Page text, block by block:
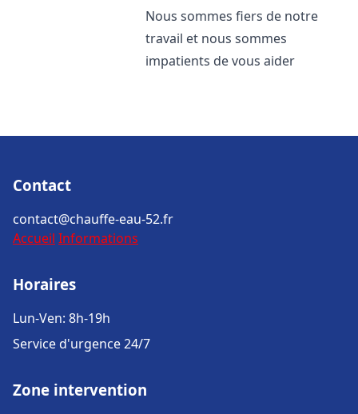
Nous sommes fiers de notre
travail et nous sommes
impatients de vous aider
Contact
contact@chauffe-eau-52.fr
Accueil Informations
Horaires
Lun-Ven: 8h-19h
Service d'urgence 24/7
Zone intervention